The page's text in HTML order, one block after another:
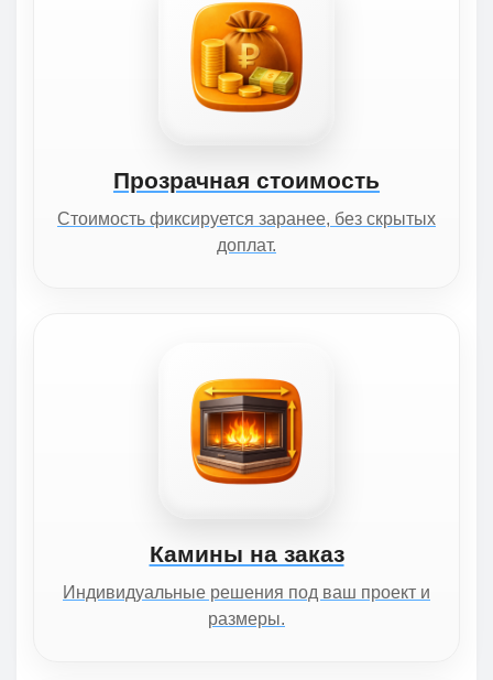
Прозрачная стоимость
Стоимость фиксируется заранее, без скрытых
доплат.
Камины на заказ
Индивидуальные решения под ваш проект и
размеры.